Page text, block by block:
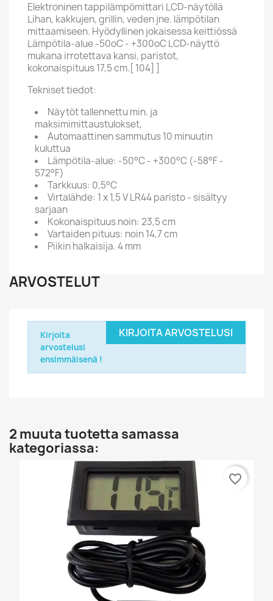
Elektroninen tappilämpömittari LCD-näytöllä
Lihan, kakkujen, grillin, veden jne. lämpötilan
mittaamiseen. Hyödyllinen jokaisessa keittiössä
Lämpötila-alue -50oC - +300oC LCD-näyttö
mukana irrotettava kansi, paristot,
kokonaispituus 17,5 cm.[ 104] ]
Tekniset tiedot:
Näytöt tallennettu min. ja
maksimimittaustulokset,
Automaattinen sammutus 10 minuutin
kuluttua
Lämpötila-alue: -50°C - +300°C (-58°F -
572°F)
Tarkkuus: 0,5°C
Virtalähde: 1 x 1,5 V LR44 paristo - sisältyy
sarjaan
Kokonaispituus noin: 23,5 cm
Vartaiden pituus: noin 14,7 cm
Piikin halkaisija. 4 mm
ARVOSTELUT
KIRJOITA ARVOSTELUSI
Kirjoita
arvostelusi
ensimmäisenä !
2 muuta tuotetta samassa
kategoriassa:
favorite_border